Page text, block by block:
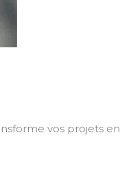
vos projets en